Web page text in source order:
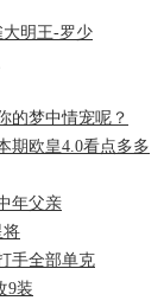
明王-罗少
的梦中情宠呢？
期欧皇4.0看点多多
年父亲
将
手全部单克
9装